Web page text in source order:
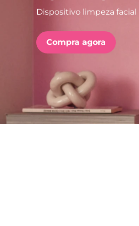
Dispositivo limpeza facial
Compra agora
issa™ Teeth Whitening Set
FAQ™ Dual LED Panel
POPULAR